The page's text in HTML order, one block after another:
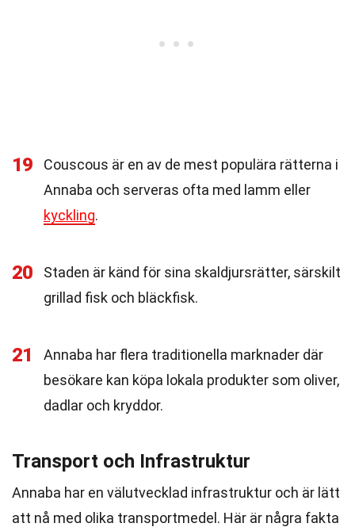
19
Couscous är en av de mest populära rätterna i
Annaba och serveras ofta med lamm eller
kyckling.
20
Staden är känd för sina skaldjursrätter, särskilt
grillad fisk och bläckfisk.
21
Annaba har flera traditionella marknader där
besökare kan köpa lokala produkter som oliver,
dadlar och kryddor.
Transport och Infrastruktur
Annaba har en välutvecklad infrastruktur och är lätt
att nå med olika transportmedel. Här är några fakta